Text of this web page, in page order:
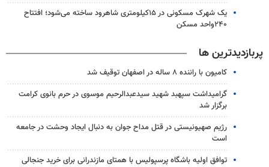
یک شهرک مسکونی در ۱۵کیلومتری شاهرود ساخته می‌شود؛ افتتاح
۲۴۰واحد مسکن
پربازدیدترین ها
کامیون با راننده ۸ ساله در اصفهان توقیف شد
گرامیداشت سپهبد شهید سیدعبدالرحیم موسوی در حرم بانوی کرامت
برگزار شد
رژیم صهیونیستی در قتل مداح جوان به دنبال ایجاد وحشت در جامعه
است
توافق اولیه باشگاه پرسپولیس با همتای مازندرانی برای خرید جنجالی